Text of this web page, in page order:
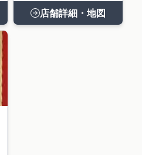
店舗詳細・地図